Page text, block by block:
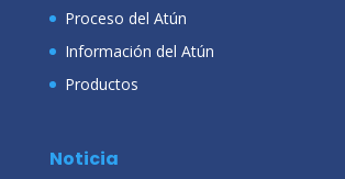
Proceso del Atún
Información del Atún
Productos
Noticia